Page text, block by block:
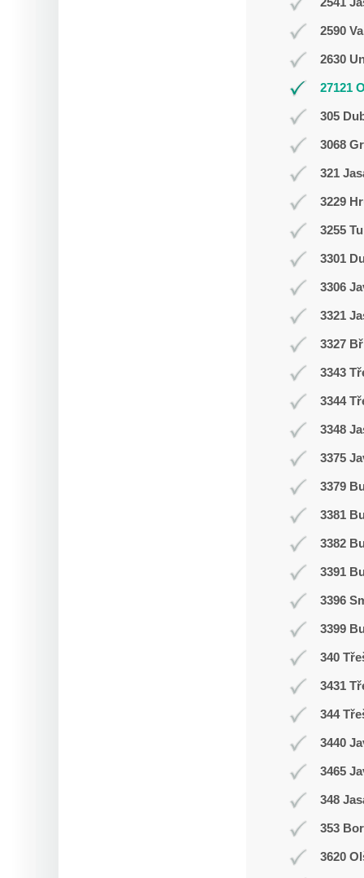
2590
2630
27121
305
3068
321
3229
3255
3301
3306
3321
3327
3343
3344
3348
3375
3379
3381
3382
3391
3396
3399
340
3431
344
3440
3465
348
353
3620